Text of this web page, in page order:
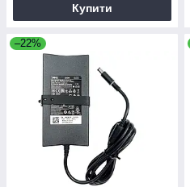
Купити
–22%